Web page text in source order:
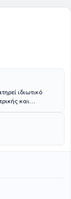
ιδιωτικό
και
λεύκανση,
Ο χώρος
καθαρός και
μικρούς